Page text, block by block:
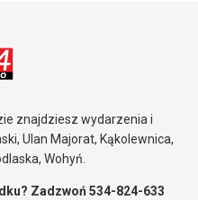
znajdziesz wydarzenia i
Ulan Majorat, Kąkolewnica,
Wohyń.
Zadzwoń 534-824-633